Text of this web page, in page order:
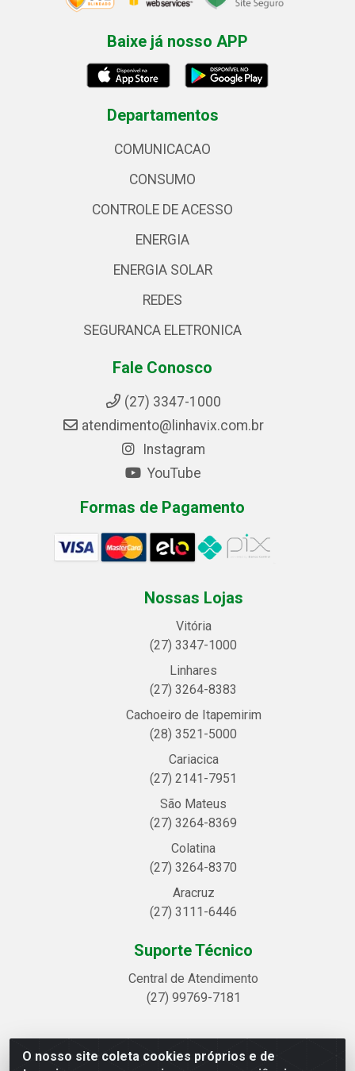
O nosso site coleta cookies próprios e de
Baixe já nosso APP
Departamentos
COMUNICACAO
CONSUMO
CONTROLE DE ACESSO
ENERGIA
ENERGIA SOLAR
REDES
SEGURANCA ELETRONICA
Fale Conosco
(27) 3347-1000
atendimento@linhavix.com.br
Instagram
YouTube
Formas de Pagamento
Nossas Lojas
Vitória
(27) 3347-1000
Linhares
(27) 3264-8383
Cachoeiro de Itapemirim
(28) 3521-5000
Cariacica
(27) 2141-7951
São Mateus
(27) 3264-8369
Colatina
(27) 3264-8370
Aracruz
(27) 3111-6446
Suporte Técnico
Central de Atendimento
(27) 99769-7181
Linhavix Distribuidora LTDA - Avenida Alegre, 2521 -